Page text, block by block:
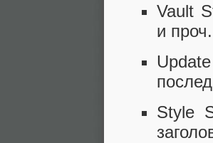
Vault
и проч.
Style